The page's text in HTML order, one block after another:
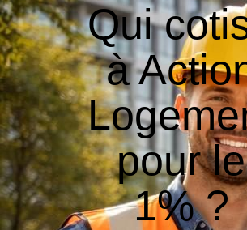
Qui
à
pour le
1% ?